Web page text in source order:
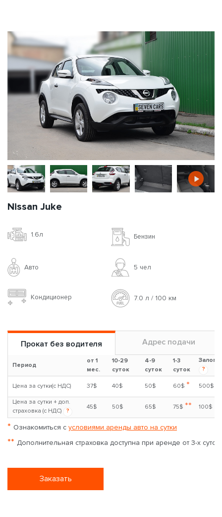
Nissan Juke
1.6л Бензин
Авто 5 чел
Кондиционер 7.0 л / 100 км
Прокат без водителя Адрес подачи
Период
от 1
мес.
10-29
суток
4-9
суток
1-3
суток
Залог
?
Цена за сутки(с НДС) 37$ 40$ 50$ 60$ * 500$
Цена за сутки + доп.
страховка (с НДС)
?
45$ 50$ 65$ 75$ ** 100$
* Ознакомиться с условиями аренды авто на сутки
** Дополнительная страховка доступна при аренде от 3-х суток
Заказать